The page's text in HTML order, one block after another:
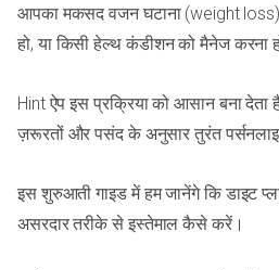
आपका मकसद वजन घटाना (weight
हो, या किसी हेल्थ कंडीशन को मैनेज करना
Hint ऐप इस प्रक्रिया को आसान बना देता
ज़रूरतों और पसंद के अनुसार तुरंत
इस शुरुआती गाइड में हम जानेंगे कि डाइट
असरदार तरीके से इस्तेमाल कैसे करें।